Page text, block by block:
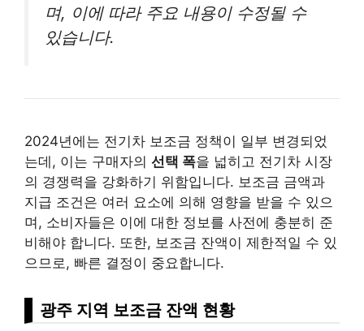
며, 이에 따라 주요 내용이 수정될 수
있습니다.
2024년에는 전기차 보조금 정책이 일부 변경되었
는데, 이는 구매자의 선택 폭을 넓히고 전기차 시장
의 경쟁력을 강화하기 위함입니다. 보조금 금액과
지급 조건은 여러 요소에 의해 영향을 받을 수 있으
며, 소비자들은 이에 대한 정보를 사전에 충분히 준
비해야 합니다. 또한, 보조금 잔액이 제한적일 수 있
으므로, 빠른 결정이 중요합니다.
광주 지역 보조금 잔액 현황